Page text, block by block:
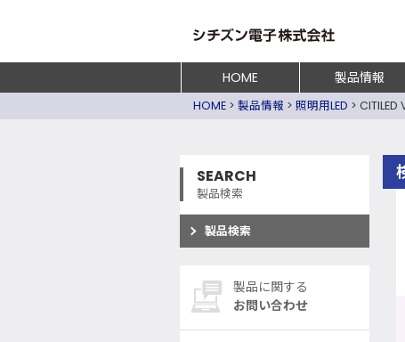
HOME
製品情報
HOME > 製品情報 > 照明用LED >
SEARCH
製品検索
製品検索
製品に関する
お問い合わせ